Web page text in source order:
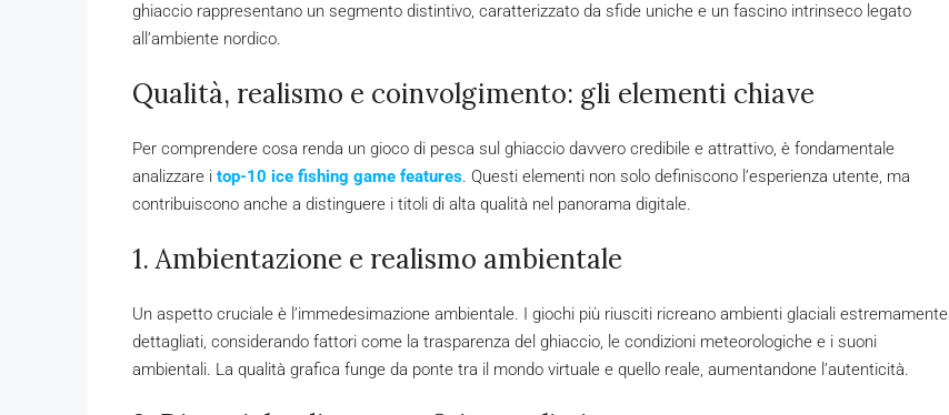
ghiaccio rappresentano un segmento distintivo, caratterizzato da sfide uniche e un fascino intrinseco legato
all’ambiente nordico.
Qualità, realismo e coinvolgimento: gli elementi chiave
Per comprendere cosa renda un gioco di pesca sul ghiaccio davvero credibile e attrattivo, è fondamentale
analizzare i top-10 ice fishing game features. Questi elementi non solo definiscono l’esperienza utente, ma
contribuiscono anche a distinguere i titoli di alta qualità nel panorama digitale.
1. Ambientazione e realismo ambientale
Un aspetto cruciale è l’immedesimazione ambientale. I giochi più riusciti ricreano ambienti glaciali estremamente
dettagliati, considerando fattori come la trasparenza del ghiaccio, le condizioni meteorologiche e i suoni
ambientali. La qualità grafica funge da ponte tra il mondo virtuale e quello reale, aumentandone l’autenticità.